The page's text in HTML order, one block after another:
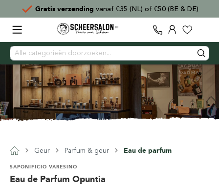
of €50 (BE & DE) Voor15:00besteld,direct
Geur Parfum & geur Eau de parfum
Eau de Parfum Opuntia
SAPONIFICIO VARESINO